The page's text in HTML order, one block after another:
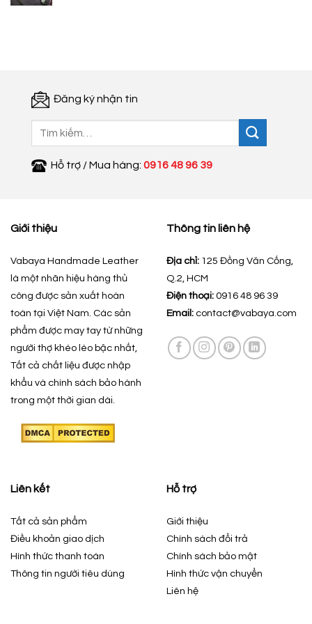
Đăng ký nhận tin
Hỗ trợ / Mua hàng: 0916 48 96 39
Giới thiệu
Vabaya Handmade Leather
là một nhãn hiệu hàng thủ
công được sản xuất hoàn
toàn tại Việt Nam. Các sản
phẩm được may tay từ những
người thợ khéo léo bậc nhất,
Tất cả chất liệu được nhập
khẩu và chính sách bảo hành
trong một thời gian dài.
Thông tin liên hệ
Địa chỉ: 125 Đồng Văn Cống,
Q.2, HCM
Điện thoại: 0916 48 96 39
Email: contact@vabaya.com
Liên kết
Tất cả sản phẩm
Điều khoản giao dịch
Hình thức thanh toán
Thông tin người tiêu dùng
Hỗ trợ
Giới thiệu
Chính sách đổi trả
Chính sách bảo mật
Hình thức vận chuyển
Liên hệ